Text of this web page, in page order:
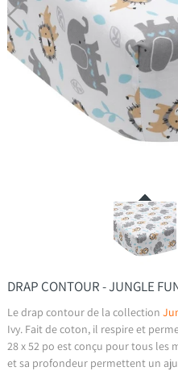
DRAP CONTOUR - JUNGLE
Le drap contour de la collection
Ivy. Fait de coton, il respire et
28 x 52 po est conçu pour tous les
et sa profondeur permettent un